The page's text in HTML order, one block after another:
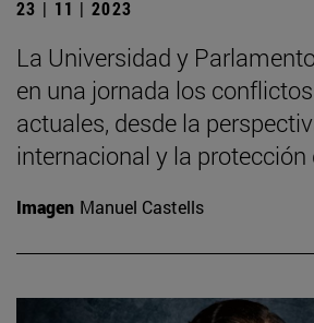
23 | 11 | 2023
La Universidad y
en una jornada los
actuales, desde la
internacional y la
Imagen Manuel Castells